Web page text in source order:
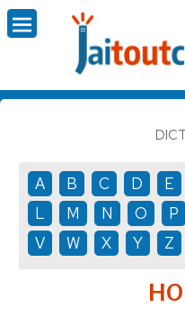
A B C D E
L
M N O P
V
W X Y Z